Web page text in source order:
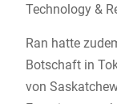
Technology &
Ran hatte
Botschaft in
von